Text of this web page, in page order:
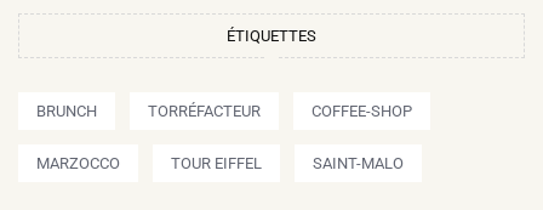
ÉTIQUETTES
BRUNCH TORRÉFACTEUR COFFEE-SHOP
MARZOCCO TOUR EIFFEL SAINT-MALO